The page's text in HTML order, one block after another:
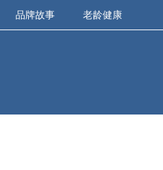
品牌故事 老龄健康